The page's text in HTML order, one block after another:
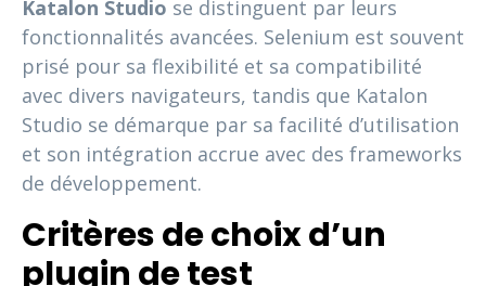
Katalon Studio se distinguent par leurs
fonctionnalités avancées. Selenium est souvent
prisé pour sa flexibilité et sa compatibilité
avec divers navigateurs, tandis que Katalon
Studio se démarque par sa facilité d’utilisation
et son intégration accrue avec des frameworks
de développement.
Critères de choix d’un
plugin de test